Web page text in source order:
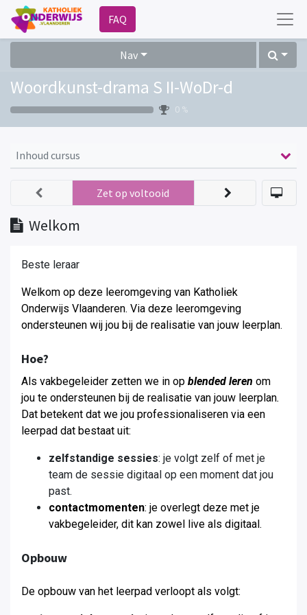
FAQ
Nav
Woordkunst-drama S II-WoDr-d
0 %
Inhoud cursus
Welkom
Zet op voltooid
Beste leraar
Welkom op deze leeromgeving van Katholiek
Onderwijs Vlaanderen. Via deze leeromgeving
ondersteunen wij jou bij de realisatie van jouw leerplan.
Hoe?
Als vakbegeleider zetten we in op blended leren om
jou te ondersteunen bij de realisatie van jouw leerplan.
Dat betekent dat we jou professionaliseren via een
leerpad dat bestaat uit:
zelfstandige sessies: je volgt zelf of met je
team de sessie digitaal op een moment dat jou
past.
contactmomenten: je overlegt deze met je
vakbegeleider, dit kan zowel live als digitaal.
Opbouw
De opbouw van het leerpad verloopt als volgt: